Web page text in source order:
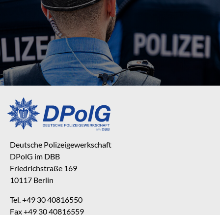
Deutsche Polizeigewerkschaft
DPolG im DBB
Friedrichstraße 169
10117 Berlin
Tel. +49 30 40816550
Fax +49 30 40816559